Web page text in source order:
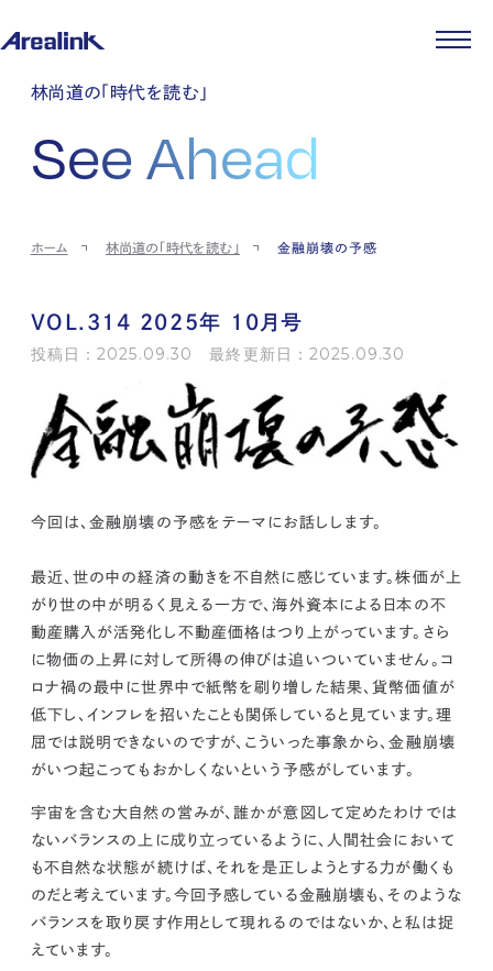
企業情報
企業理念
会社概要
コーポレートガバナンス
ストレージ事業
パートナー制度
土地権利整備事業
IR情報
IRカレンダー
IRポリシー
ストレージ室数実績
個人投資家の皆様へ
よくある質問・用語集
IRメール登録
ニュース
商品情報
先輩社員インタビュー
中途採用
お問い合わせ
asul
サイト
ーム
情報セキュリティ・DX方針及び戦略サイトマップ
©2025 AREALINK.
林尚道の「時代を読む」
See Ahead
ホーム 林尚道の「時代を読む」 金融崩壊の予感
VOL.314 2025年 10月号
投稿日：2025.09.30 最終更新日：2025.09.30
今回は、金融崩壊の予感をテーマにお話しします。
最近、世の中の経済の動きを不自然に感じています。株価が上
がり世の中が明るく見える一方で、海外資本による日本の不
動産購入が活発化し不動産価格はつり上がっています。さら
に物価の上昇に対して所得の伸びは追いついていません。コ
ロナ禍の最中に世界中で紙幣を刷り増した結果、貨幣価値が
低下し、インフレを招いたことも関係していると見ています。 理
屈では説明できないのですが、こういった事象から、金融崩壊
がいつ起こってもおかしくないという予感がしています。
宇宙を含む大自然の営みが、誰かが意図して定めたわけでは
ないバランスの上に成り立っているように、人間社会において
も不自然な状態が続けば、それを是正しようとする力が働くも
のだと考えています。今回予感している金融崩壊も、そのような
バランスを取り戻す作用として現れるのではないか、と私は捉
えています。